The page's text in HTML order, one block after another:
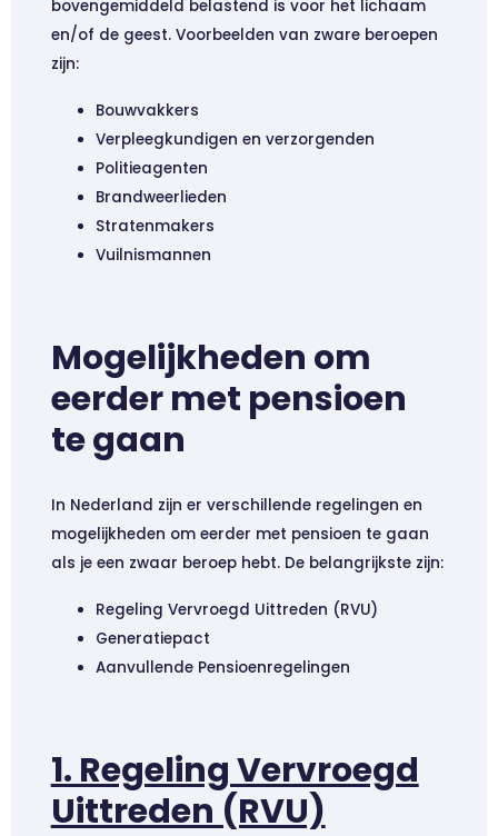
bovengemiddeld belastend is voor het lichaam
en/of de geest. Voorbeelden van zware beroepen
zijn:
Bouwvakkers
Verpleegkundigen en verzorgenden
Politieagenten
Brandweerlieden
Stratenmakers
Vuilnismannen
Mogelijkheden om
eerder met pensioen
te gaan
In Nederland zijn er verschillende regelingen en
mogelijkheden om eerder met pensioen te gaan
als je een zwaar beroep hebt. De belangrijkste zijn:
Regeling Vervroegd Uittreden (RVU)
Generatiepact
Aanvullende Pensioenregelingen
1. Regeling Vervroegd
Uittreden (RVU)